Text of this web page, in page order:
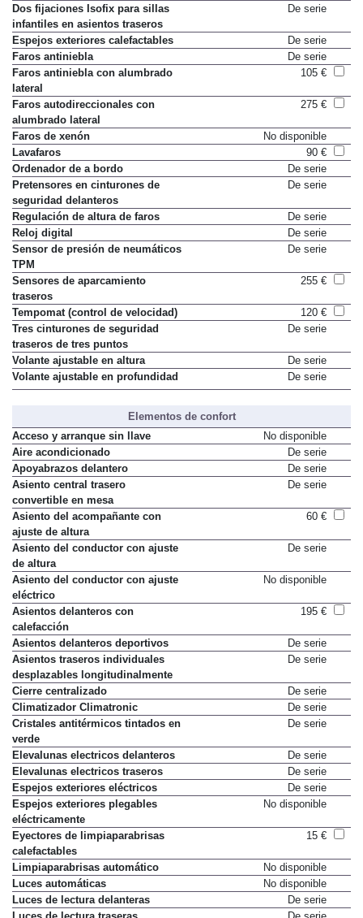
Dos fijaciones Isofix para sillas
infantiles en asientos traseros
De serie
Espejos exteriores calefactables
De serie
Faros antiniebla
De serie
Faros antiniebla con alumbrado
lateral
105 €
Faros autodireccionales con
alumbrado lateral
275 €
Faros de xenón
No disponible
Lavafaros
90 €
Ordenador de a bordo
De serie
Pretensores en cinturones de
seguridad delanteros
De serie
Regulación de altura de faros
De serie
Reloj digital
De serie
Sensor de presión de neumáticos
TPM
De serie
Sensores de aparcamiento
traseros
255 €
Tempomat (control de velocidad)
120 €
Tres cinturones de seguridad
traseros de tres puntos
De serie
Volante ajustable en altura
De serie
Volante ajustable en profundidad
De serie
Elementos de confort
Acceso y arranque sin llave
No disponible
Aire acondicionado
De serie
Apoyabrazos delantero
De serie
Asiento central trasero
convertible en mesa
De serie
Asiento del acompañante con
ajuste de altura
60 €
Asiento del conductor con ajuste
de altura
De serie
Asiento del conductor con ajuste
eléctrico
No disponible
Asientos delanteros con
calefacción
195 €
Asientos delanteros deportivos
De serie
Asientos traseros individuales
desplazables longitudinalmente
De serie
Cierre centralizado
De serie
Climatizador Climatronic
De serie
Cristales antitérmicos tintados en
verde
De serie
Elevalunas electricos delanteros
De serie
Elevalunas electricos traseros
De serie
Espejos exteriores eléctricos
De serie
Espejos exteriores plegables
eléctricamente
No disponible
Eyectores de limpiaparabrisas
calefactables
15 €
Limpiaparabrisas automático
No disponible
Luces automáticas
No disponible
Luces de lectura delanteras
De serie